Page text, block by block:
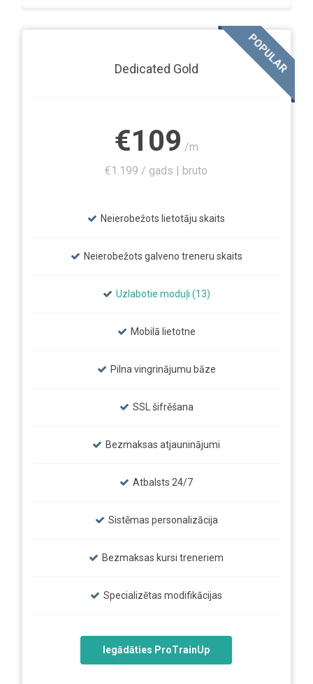
Dedicated Gold
€109 /m
€1.199 / gads | bruto
Neierobežots lietotāju skaits
Neierobežots galveno treneru skaits
Uzlabotie moduļi (13)
Mobilā lietotne
Pilna vingrinājumu bāze
SSL šifrēšana
Bezmaksas atjauninājumi
Atbalsts 24/7
Sistēmas personalizācija
Bezmaksas kursi treneriem
Specializētas modifikācijas
Iegādāties ProTrainUp
POPULAR